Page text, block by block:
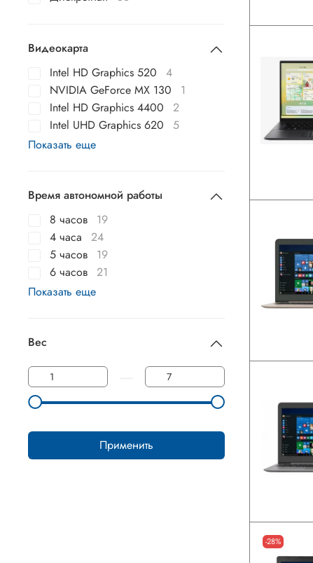
-28%
Видеокарта
Intel HD Graphics 520
4
NVIDIA GeForce MX 130
1
Intel HD Graphics 4400
2
Intel UHD Graphics 620
5
Показать еще
Время автономной работы
8 часов
19
4 часа
24
5 часов
19
6 часов 21
Показать еще
Вес
Применить